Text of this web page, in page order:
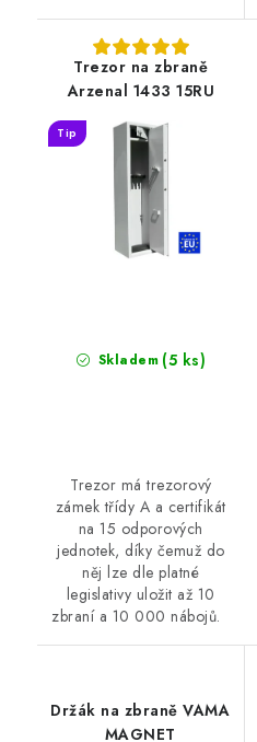
Trezor na zbraně
Arzenal 1433 15RU
Tip
Skladem (5 ks)
Trezor má trezorový
zámek třídy A a certifikát
na 15 odporových
jednotek, díky čemuž do
něj lze dle platné
legislativy uložit až 10
zbraní a 10 000 nábojů.
Držák na zbraně VAMA
MAGNET